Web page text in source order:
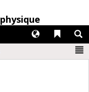
physique
Liens
Langues